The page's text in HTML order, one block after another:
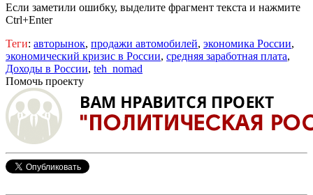
Если заметили ошибку, выделите фрагмент текста и нажмите
Ctrl+Enter
Теги: авторынок, продажи автомобилей, экономика России,
экономический кризис в России, средняя заработная плата,
Доходы в России, teh_nomad
Помочь проекту